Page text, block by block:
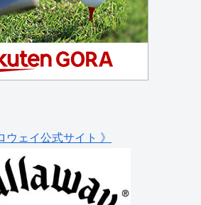
ウェイ公式サイト 》